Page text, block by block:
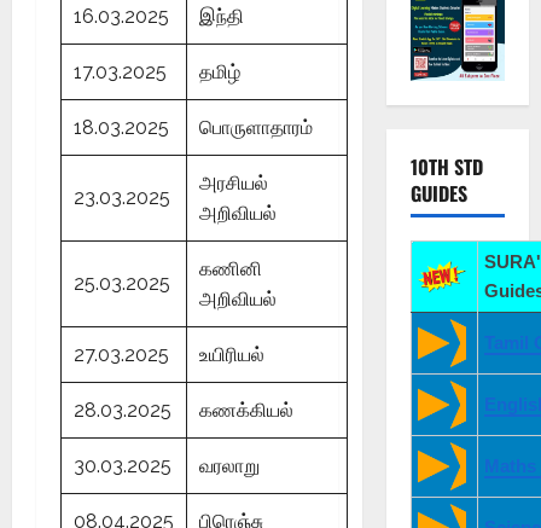
16.03.2025 இந்தி
17.03.2025 தமிழ்
18.03.2025 பொருளாதாரம்
23.03.2025
அரசியல்
அறிவியல்
25.03.2025
கணினி
அறிவியல்
27.03.2025 உயிரியல்
28.03.2025 கணக்கியல்
30.03.2025 வரலாறு
08.04.2025 பிரெஞ்சு
10TH STD
GUIDES
Tamil
Maths